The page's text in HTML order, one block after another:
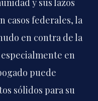
y sus lazos
casos federales, la
en contra de la
en
puede
sólidos para su